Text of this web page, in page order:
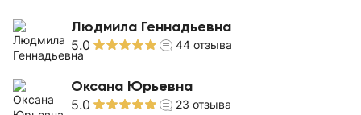
Людмила Геннадьевна
5.0 44 отзыва
Оксана Юрьевна
5.0 23 отзыва